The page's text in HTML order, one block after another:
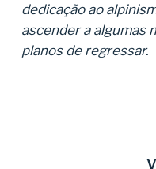
dedicação ao
ascender a algumas
planos de regressar.